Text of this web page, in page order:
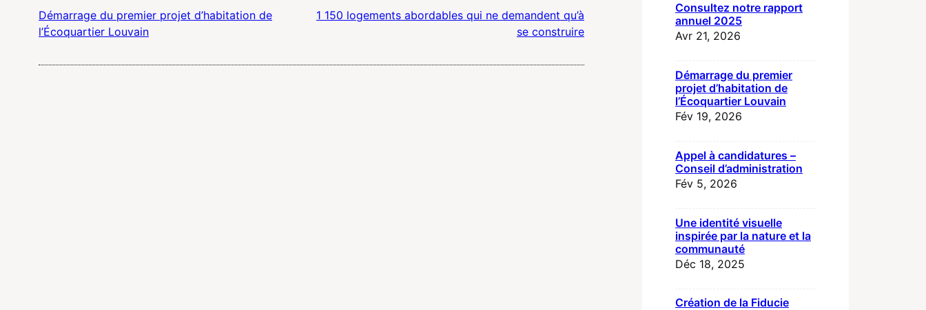
Démarrage du premier projet d’habitation de
l’Écoquartier Louvain
1 150 logements abordables qui ne demandent qu’à
se construire
Consultez notre rapport
annuel 2025
Avr 21, 2026
Démarrage du premier
projet d’habitation de
l’Écoquartier Louvain
Fév 19, 2026
Appel à candidatures –
Conseil d’administration
Fév 5, 2026
Une identité visuelle
inspirée par la nature et la
communauté
Déc 18, 2025
Création de la Fiducie